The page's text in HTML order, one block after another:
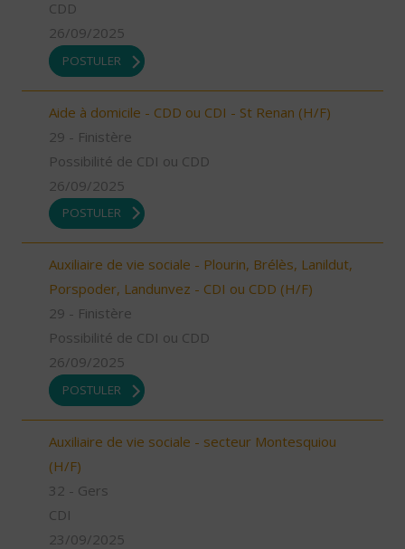
CDD
26/09/2025
POSTULER
Aide à domicile - CDD ou CDI - St Renan (H/F)
29 - Finistère
Possibilité de CDI ou CDD
26/09/2025
POSTULER
Auxiliaire de vie sociale - Plourin, Brélès, Lanildut,
Porspoder, Landunvez - CDI ou CDD (H/F)
29 - Finistère
Possibilité de CDI ou CDD
26/09/2025
POSTULER
Auxiliaire de vie sociale - secteur Montesquiou
(H/F)
32 - Gers
CDI
23/09/2025